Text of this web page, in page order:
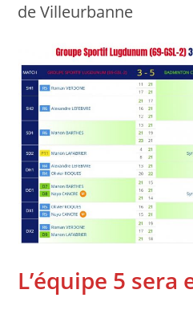
de Villeurbanne
L’équipe 5 sera